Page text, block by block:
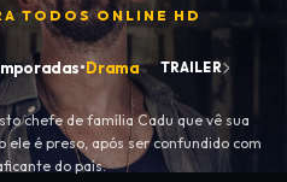
TODOSONLINE HD
•Drama TRAILER
chefe de família Cadu que vê sua
é preso, após ser confundido com
do país.